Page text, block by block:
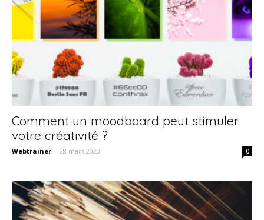
Comment un moodboard peut stimuler
votre créativité ?
Webtrainer - 28 mars 2023 0